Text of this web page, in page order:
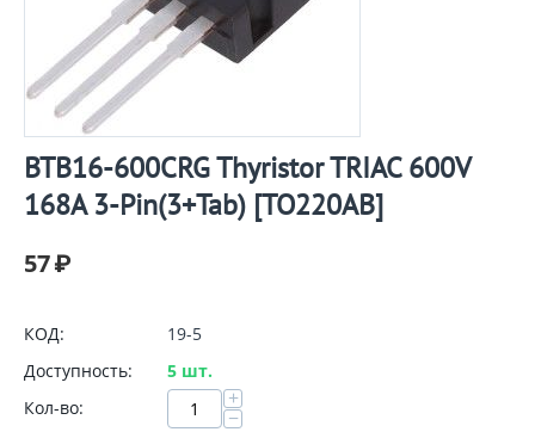
BTB16-600CRG Thyristor TRIAC 600V
168A 3-Pin(3+Tab) [TO220AB]
57₽
КОД:
19-5
Доступность:
5 шт.
Кол-во:
+
−